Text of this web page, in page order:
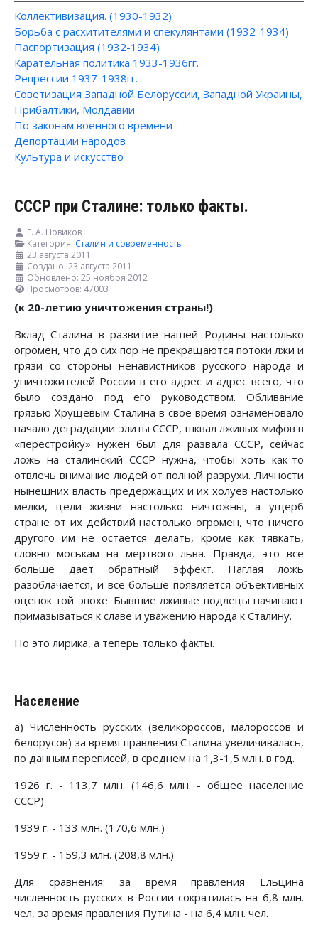
Коллективизация. (1930-1932)
Борьба с расхитителями и спекулянтами (1932-1934)
Паспортизация (1932-1934)
Карательная политика 1933-1936гг.
Репрессии 1937-1938гг.
Советизация Западной Белоруссии, Западной Украины,
Прибалтики, Молдавии
По законам военного времени
Депортации народов
Культура и искусство
СССР при Сталине: только факты.
Е. А. Новиков
Категория: Сталин и современность
23 августа 2011
Создано: 23 августа 2011
Обновлено: 25 ноября 2012
Просмотров: 47003
(к 20-летию уничтожения страны!)
Вклад Сталина в развитие нашей Родины настолько
огромен, что до сих пор не прекращаются потоки лжи и
грязи со стороны ненавистников русского народа и
уничтожителей России в его адрес и адрес всего, что
было создано под его руководством. Обливание
грязью Хрущевым Сталина в свое время ознаменовало
начало деградации элиты СССР, шквал лживых мифов в
«перестройку» нужен был для развала СССР, сейчас
ложь на сталинский СССР нужна, чтобы хоть как-то
отвлечь внимание людей от полной разрухи. Личности
нынешних власть предержащих и их холуев настолько
мелки, цели жизни настолько ничтожны, а ущерб
стране от их действий настолько огромен, что ничего
другого им не остается делать, кроме как тявкать,
словно моськам на мертвого льва. Правда, это все
больше дает обратный эффект. Наглая ложь
разоблачается, и все больше появляется объективных
оценок той эпохе. Бывшие лживые подлецы начинают
примазываться к славе и уважению народа к Сталину.
Но это лирика, а теперь только факты.
Население
а) Численность русских (великороссов, малороссов и
белорусов) за время правления Сталина увеличивалась,
по данным переписей, в среднем на 1,3-1,5 млн. в год.
1926 г. - 113,7 млн. (146,6 млн. - общее население
СССР)
1939 г. - 133 млн. (170,6 млн.)
1959 г. - 159,3 млн. (208,8 млн.)
Для сравнения: за время правления Ельцина
численность русских в России сократилась на 6,8 млн.
чел, за время правления Путина - на 6,4 млн. чел.